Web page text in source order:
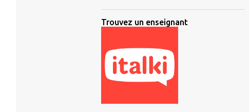
Trouvez un enseignant